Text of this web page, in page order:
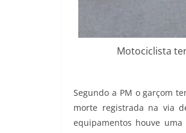
Motociclista
Segundo a PM o garçom
morte registrada na via
equipamentos houve